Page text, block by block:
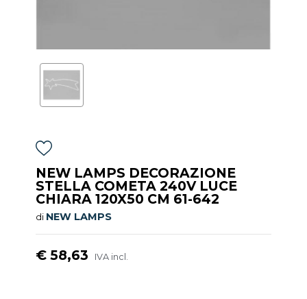
NEW LAMPS DECORAZIONE
STELLA COMETA 240V LUCE
CHIARA 120X50 CM 61-642
di NEW LAMPS
€ 58,63 IVA incl.